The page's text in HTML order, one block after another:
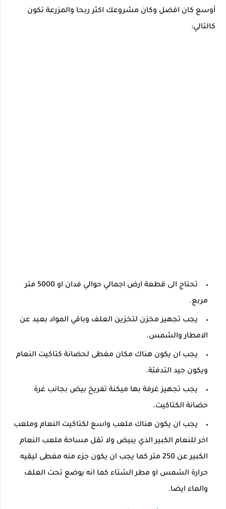
أوسع كان افضل وكان مشروعك اكثر ربحا والمزرعة تكون
كالتالي:
تحتاج الى قطعة ارض اجمالي حوالي فدان او 5000 متر
مربع.
يجب تجهيز مخزن لتخزين العلف وباقي المواد بعيد عن
الامطار والشمس.
يجب ان يكون هناك مكان مغطى لحضانة كتاكيت النعام
ويكون جيد التدفئة.
يجب تجهيز غرفة بها ميكنة تفريخ بيض بجانب غرة
حضانة الكتاكيت.
يجب ان يكون هناك ملعب واسع لكتاكيت النعام وملعب
اخر للنعام الكبير الذي يبيض ولا تقل مساحة ملعب النعام
الكبير عن 250 متر كما يجب ان يكون جزء منه مغطى ليقيه
حرارة الشمس او مطر الشتاء كما انه يوضع تحت العلف
والماء ايضا.